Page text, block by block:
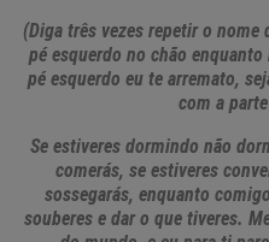
(Diga três vezes repetir o nome
pé esquerdo no chão
pé esquerdo eu te arremato,
com a
Se estiveres dormindo não
comerás, se estiveres
sossegarás, enquanto
souberes e dar o que tiveres.